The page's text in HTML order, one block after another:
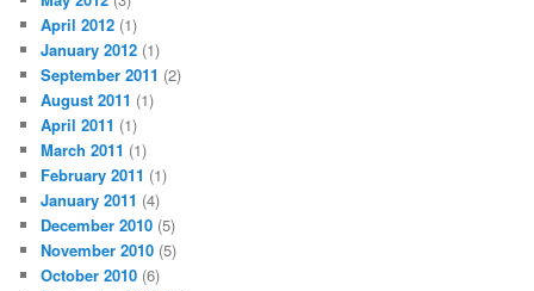
April 2012 (1)
January 2012 (1)
September 2011 (2)
August 2011 (1)
April 2011 (1)
March 2011 (1)
February 2011 (1)
January 2011 (4)
December 2010 (5)
November 2010 (5)
October 2010 (6)